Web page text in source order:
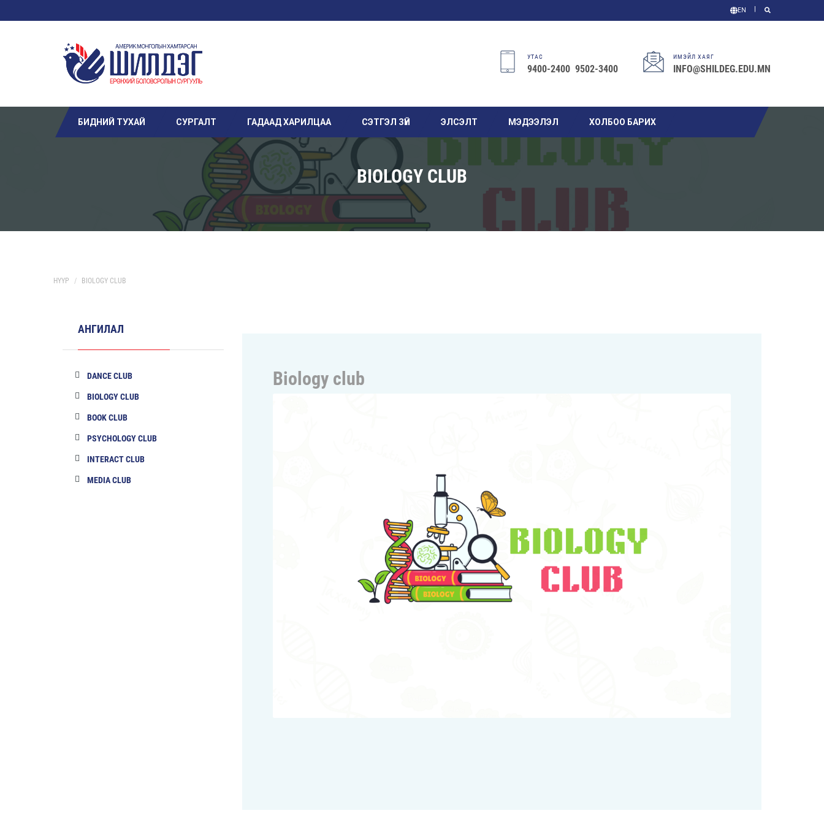
EN
УТАС
9400-2400 9502-3400
ИМЭЙЛ ХАЯГ
INFO@SHILDEG.EDU.MN
БИДНИЙ ТУХАЙ СУРГАЛТ ГАДААД ХАРИЛЦАА СЭТГЭЛ ЗҮЙ ЭЛСЭЛТ МЭДЭЭЛЭЛ ХОЛБОО БАРИХ
BIOLOGY CLUB
НҮҮР BIOLOGY CLUB
АНГИЛАЛ
DANCE CLUB
BIOLOGY CLUB
BOOK CLUB
PSYCHOLOGY CLUB
INTERACT CLUB
MEDIA CLUB
Biology club